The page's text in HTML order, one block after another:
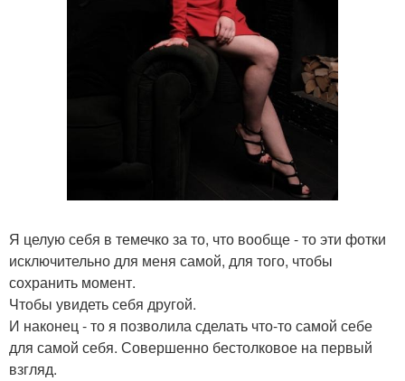
Я целую себя в темечко за то, что вообще - то эти фотки
исключительно для меня самой, для того, чтобы
сохранить момент.
Чтобы увидеть себя другой.
И наконец - то я позволила сделать что-то самой себе
для самой себя. Совершенно бестолковое на первый
взгляд.